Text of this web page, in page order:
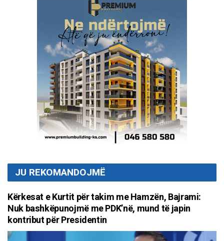
JU REKOMANDOJMË
Kërkesat e Kurtit për takim me Hamzën, Bajrami:
Nuk bashkëpunojmë me PDK’në, mund të japin
kontribut për Presidentin